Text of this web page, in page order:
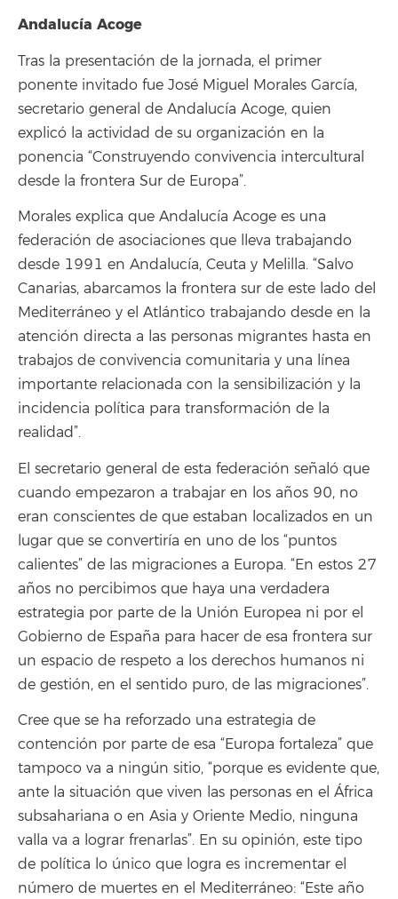
Andalucía Acoge
Tras la presentación de la jornada, el primer
ponente invitado fue José Miguel Morales García,
secretario general de Andalucía Acoge, quien
explicó la actividad de su organización en la
ponencia “Construyendo convivencia intercultural
desde la frontera Sur de Europa”.
Morales explica que Andalucía Acoge es una
federación de asociaciones que lleva trabajando
desde 1991 en Andalucía, Ceuta y Melilla. “Salvo
Canarias, abarcamos la frontera sur de este lado del
Mediterráneo y el Atlántico trabajando desde en la
atención directa a las personas migrantes hasta en
trabajos de convivencia comunitaria y una línea
importante relacionada con la sensibilización y la
incidencia política para transformación de la
realidad”.
El secretario general de esta federación señaló que
cuando empezaron a trabajar en los años 90, no
eran conscientes de que estaban localizados en un
lugar que se convertiría en uno de los “puntos
calientes” de las migraciones a Europa. “En estos 27
años no percibimos que haya una verdadera
estrategia por parte de la Unión Europea ni por el
Gobierno de España para hacer de esa frontera sur
un espacio de respeto a los derechos humanos ni
de gestión, en el sentido puro, de las migraciones”.
Cree que se ha reforzado una estrategia de
contención por parte de esa “Europa fortaleza” que
tampoco va a ningún sitio, “porque es evidente que,
ante la situación que viven las personas en el África
subsahariana o en Asia y Oriente Medio, ninguna
valla va a lograr frenarlas”. En su opinión, este tipo
de política lo único que logra es incrementar el
número de muertes en el Mediterráneo: “Este año